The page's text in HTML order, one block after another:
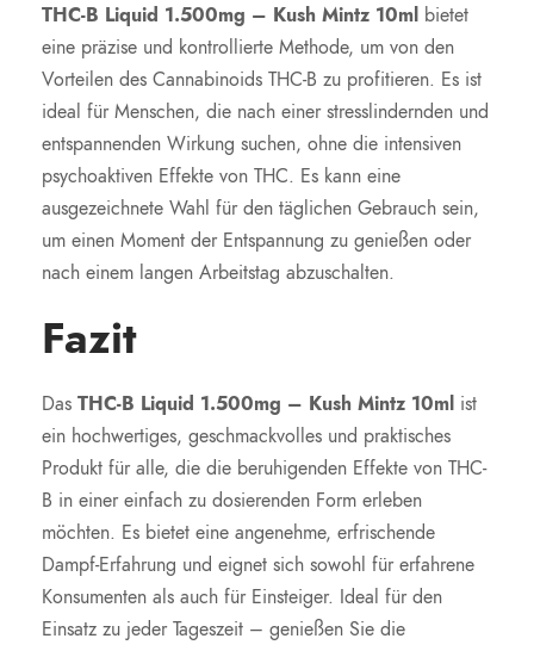
THC-B Liquid 1.500mg – Kush Mintz 10ml bietet
eine präzise und kontrollierte Methode, um von den
Vorteilen des Cannabinoids THC-B zu profitieren. Es ist
ideal für Menschen, die nach einer stresslindernden und
entspannenden Wirkung suchen, ohne die intensiven
psychoaktiven Effekte von THC. Es kann eine
ausgezeichnete Wahl für den täglichen Gebrauch sein,
um einen Moment der Entspannung zu genießen oder
nach einem langen Arbeitstag abzuschalten.
Fazit
Das THC-B Liquid 1.500mg – Kush Mintz 10ml ist
ein hochwertiges, geschmackvolles und praktisches
Produkt für alle, die die beruhigenden Effekte von THC-
B in einer einfach zu dosierenden Form erleben
möchten. Es bietet eine angenehme, erfrischende
Dampf-Erfahrung und eignet sich sowohl für erfahrene
Konsumenten als auch für Einsteiger. Ideal für den
Einsatz zu jeder Tageszeit – genießen Sie die